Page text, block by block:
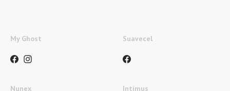
My Ghost Suavecel
Nunex Intimus